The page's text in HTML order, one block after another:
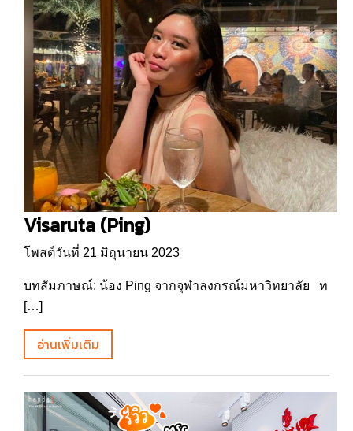
Visaruta (Ping)
โพสต์วันที่ 21 มิถุนายน 2023
บทสัมภาษณ์: น้อง Ping จากจุฬาลงกรณ์มหาวิทยาลัย ท
[…]
อ่านเพิ่มเติม